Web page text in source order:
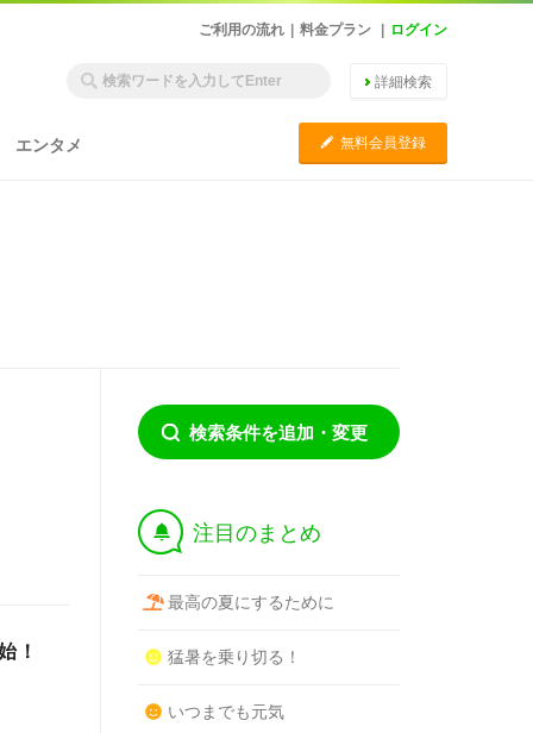
ご利用の流れ 料金プラン ログイン
詳細検索
エンタメ C 無料会員登録
！
検索条件を追加・変更
† 注目のまとめ
最高の夏にするために
猛暑を乗り切る！
いつまでも元気